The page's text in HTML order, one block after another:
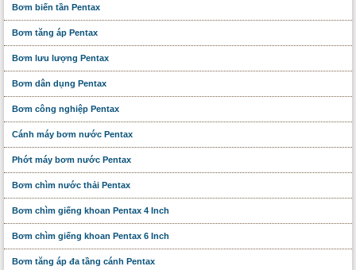
Bơm biến tần Pentax
Bơm tăng áp Pentax
Bơm lưu lượng Pentax
Bơm dân dụng Pentax
Bơm công nghiệp Pentax
Cánh máy bơm nước Pentax
Phớt máy bơm nước Pentax
Bơm chìm nước thải Pentax
Bơm chìm giếng khoan Pentax 4 Inch
Bơm chìm giếng khoan Pentax 6 Inch
Bơm tăng áp đa tầng cánh Pentax